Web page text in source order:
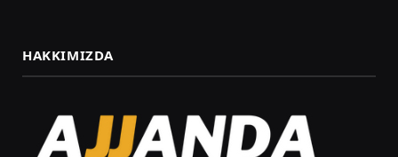
HAKKIMIZDA